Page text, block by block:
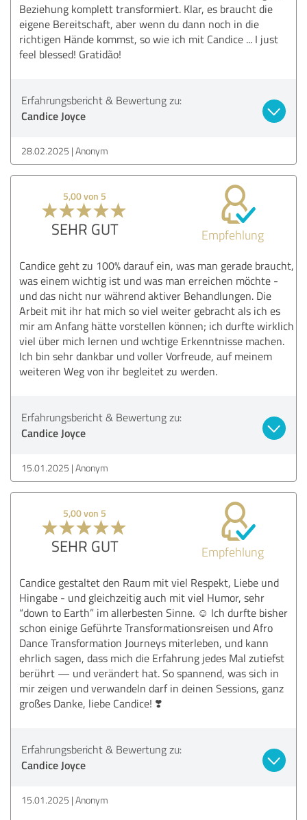
Beziehung komplett transformiert. Klar, es braucht die
eigene Bereitschaft, aber wenn du dann noch in die
richtigen Hände kommst, so wie ich mit Candice ... I just
feel blessed! Gratidão!
Erfahrungsbericht & Bewertung zu:
Candice Joyce
28.02.2025 Anonym
5,00 von 5
SEHR GUT Empfehlung
Candice geht zu 100% darauf ein, was man gerade braucht,
was einem wichtig ist und was man erreichen möchte -
und das nicht nur während aktiver Behandlungen. Die
Arbeit mit ihr hat mich so viel weiter gebracht als ich es
mir am Anfang hätte vorstellen können; ich durfte wirklich
viel über mich lernen und wchtige Erkenntnisse machen.
Ich bin sehr dankbar und voller Vorfreude, auf meinem
weiteren Weg von ihr begleitet zu werden.
Erfahrungsbericht & Bewertung zu:
Candice Joyce
15.01.2025 Anonym
5,00 von 5
SEHR GUT Empfehlung
Candice gestaltet den Raum mit viel Respekt, Liebe und
Hingabe - und gleichzeitig auch mit viel Humor, sehr
“down to Earth” im allerbesten Sinne. ☺️ Ich durfte bisher
schon einige Geführte Transformationsreisen und Afro
Dance Transformation Journeys miterleben, und kann
ehrlich sagen, dass mich die Erfahrung jedes Mal zutiefst
berührt — und verändert hat. So spannend, was sich in
mir zeigen und verwandeln darf in deinen Sessions, ganz
großes Danke, liebe Candice! ❣️
Erfahrungsbericht & Bewertung zu:
Candice Joyce
15.01.2025 Anonym